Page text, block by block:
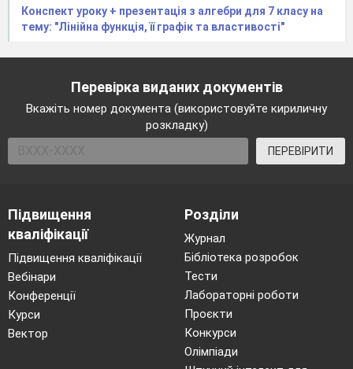
Конспект уроку + презентація з алгебри для 7 класу на
тему: "Лінійна функція, її графік та властивості"
Перевірка виданих документів
Вкажіть номер документа (використовуйте кириличну
розкладку)
ПЕРЕВІРИТИ
Підвищення
кваліфікації
Підвищення кваліфікації
Вебінари
Конференції
Курси
Вектор
Розділи
Журнал
Бібліотека розробок
Тести
Лабораторні роботи
Проєкти
Конкурси
Олімпіади